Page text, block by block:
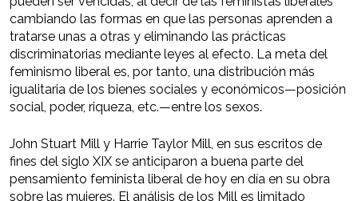
cambiando las formas en que las personas aprenden a
tratarse unas a otras y eliminando las prácticas
discriminatorias mediante leyes al efecto. La meta del
feminismo liberal es, por tanto, una distribución más
igualitaria de los bienes sociales y económicos—posición
social, poder, riqueza, etc.—entre los sexos.
John Stuart Mill y Harrie Taylor Mill, en sus escritos de
fines del siglo XIX se anticiparon a buena parte del
pensamiento feminista liberal de hoy en día en su obra
sobre las mujeres. El análisis de los Mill es limitado